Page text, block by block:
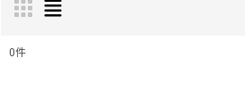
0件